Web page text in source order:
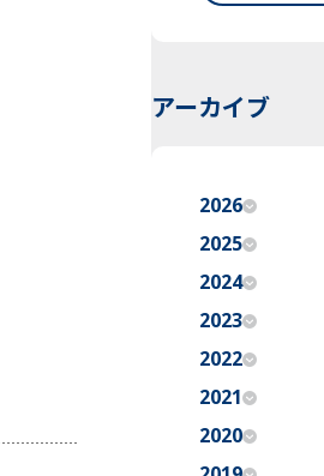
アーカイブ
2026
2025
2024
2023
2022
2021
2020